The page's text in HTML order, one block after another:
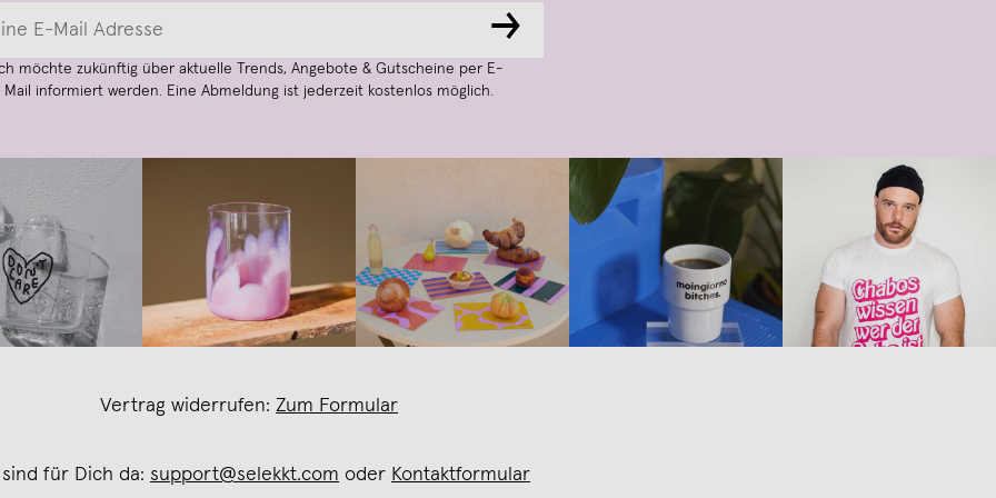
→
möchte zukünftig über aktuelle Trends, Angebote & Gutscheine per E-
Mail informiert werden. Eine Abmeldung ist jederzeit kostenlos möglich.
Vertrag widerrufen: Zum Formular
für Dich da: support@selekkt.com oder Kontaktformular